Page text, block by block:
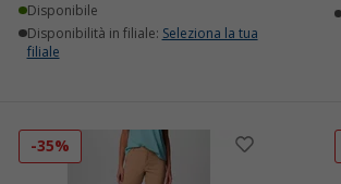
Disponibile
Disponibilità in filiale: Seleziona la tua
filiale
-35%